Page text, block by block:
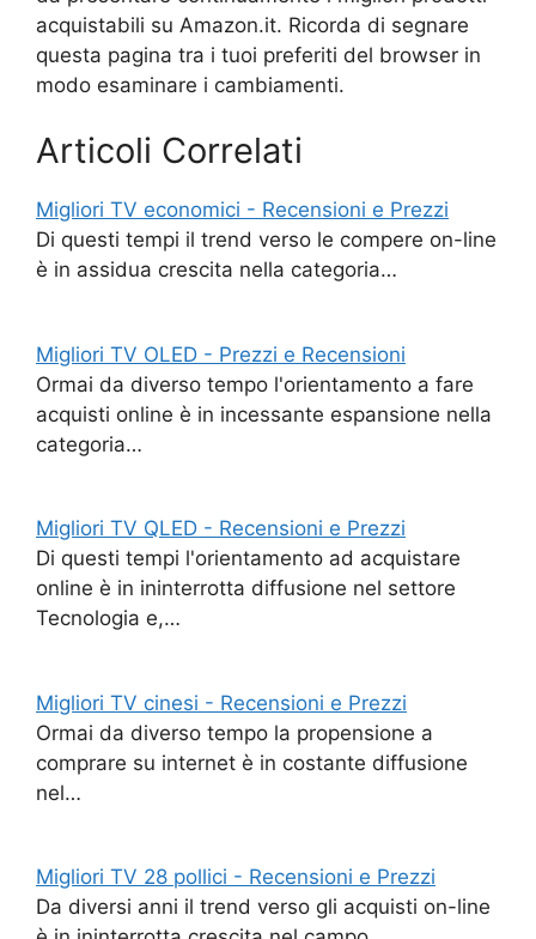
acquistabili su Amazon.it. Ricorda di segnare
questa pagina tra i tuoi preferiti del browser in
modo esaminare i cambiamenti.
Articoli Correlati
Migliori TV economici - Recensioni e Prezzi
Di questi tempi il trend verso le compere on-line
è in assidua crescita nella categoria…
Migliori TV OLED - Prezzi e Recensioni
Ormai da diverso tempo l'orientamento a fare
acquisti online è in incessante espansione nella
categoria…
Migliori TV QLED - Recensioni e Prezzi
Di questi tempi l'orientamento ad acquistare
online è in ininterrotta diffusione nel settore
Tecnologia e,…
Migliori TV cinesi - Recensioni e Prezzi
Ormai da diverso tempo la propensione a
comprare su internet è in costante diffusione
nel…
Migliori TV 28 pollici - Recensioni e Prezzi
Da diversi anni il trend verso gli acquisti on-line